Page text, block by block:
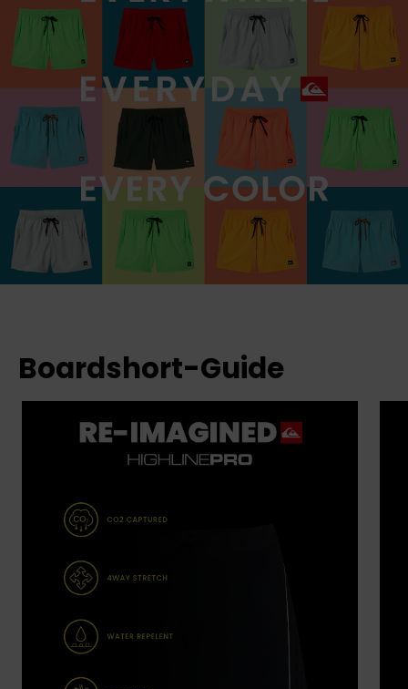
Boardshort-Guide